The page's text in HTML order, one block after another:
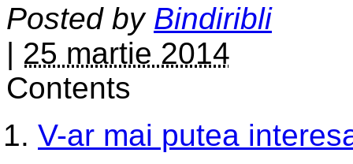
Posted by Bindiribli
| 25 martie 2014
Contents
V-ar mai putea